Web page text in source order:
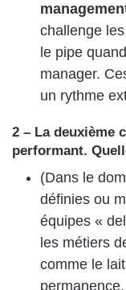
challenge
le pipe
manager.
un rythme
2 – La deuxième
performant.
(Dans le
définies ou
équipes «
les métiers
comme le
permanence.